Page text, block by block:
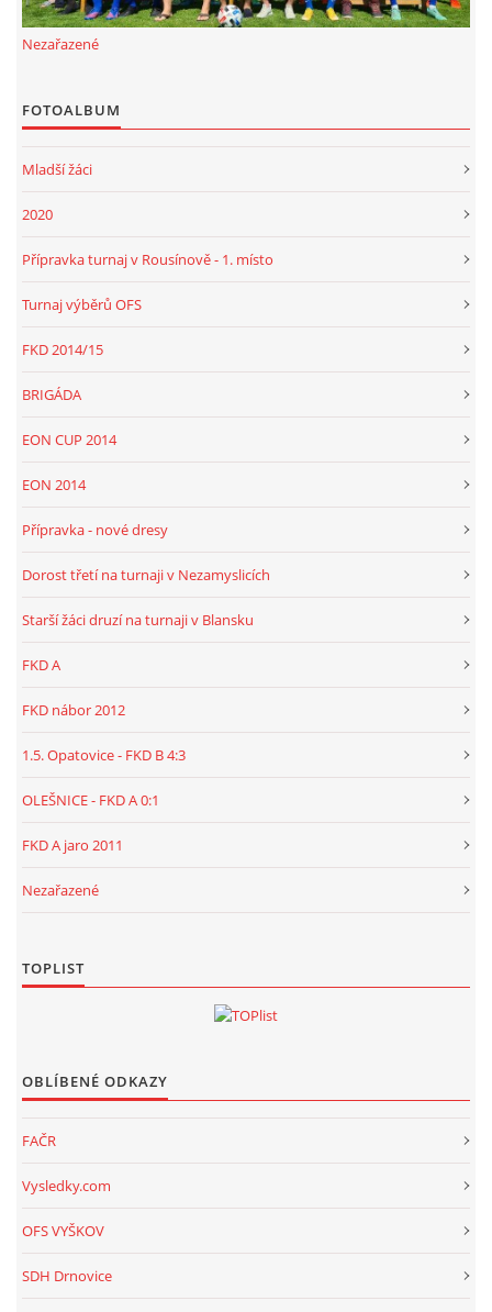
č.ú. 3227086359 / 0800
© 2026 eStránky.cz |RSS
Nezařazené
FOTOALBUM
Mladší žáci
2020
Přípravka turnaj v Rousínově - 1. místo
Turnaj výběrů OFS
FKD 2014/15
BRIGÁDA
EON CUP 2014
EON 2014
Přípravka - nové dresy
Dorost třetí na turnaji v Nezamyslicích
Starší žáci druzí na turnaji v Blansku
FKD A
FKD nábor 2012
1.5. Opatovice - FKD B 4:3
OLEŠNICE - FKD A 0:1
FKD A jaro 2011
Nezařazené
TOPLIST
OBLÍBENÉ ODKAZY
FAČR
Vysledky.com
OFS VYŠKOV
SDH Drnovice